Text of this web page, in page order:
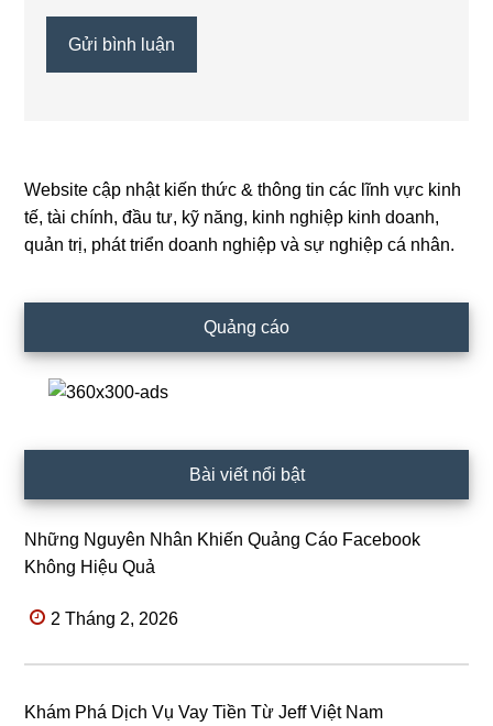
Primary
Sidebar
Website cập nhật kiến thức & thông tin các lĩnh vực kinh
tế, tài chính, đầu tư, kỹ năng, kinh nghiệp kinh doanh,
quản trị, phát triển doanh nghiệp và sự nghiệp cá nhân.
Quảng cáo
Bài viết nổi bật
Những Nguyên Nhân Khiến Quảng Cáo Facebook
Không Hiệu Quả
2 Tháng 2, 2026
Khám Phá Dịch Vụ Vay Tiền Từ Jeff Việt Nam